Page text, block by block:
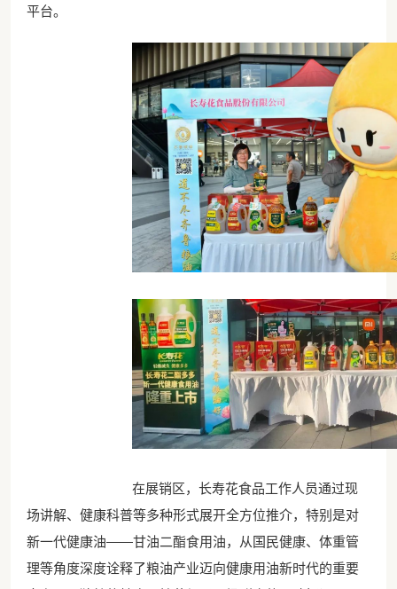
平台。
在展销区，长寿花食品工作人员通过现
场讲解、健康科普等多种形式展开全方位推介，特别是对
新一代健康油——甘油二酯食用油，从国民健康、体重管
理等角度深度诠释了粮油产业迈向健康用油新时代的重要